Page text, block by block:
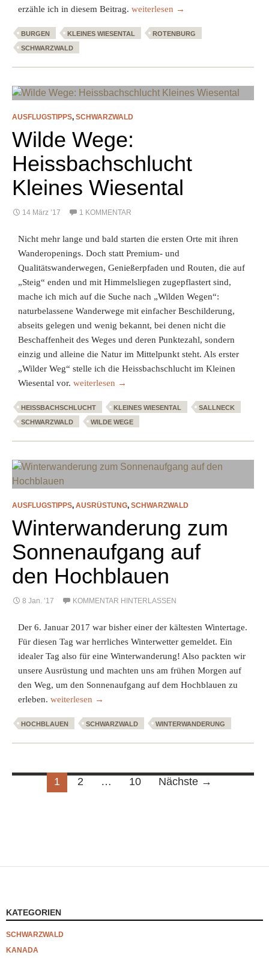
erzähle ich in diesem Beitrag.Wilde Wege: Zur Rotenburg bei
weiterlesen →
BURGEN KLEINES WIESENTAL
ROTENBURG
SCHWARZWALD
AUSFLUGSTIPPS, SCHWARZWALD
Wilde Wege:
Heissbachschlucht
Kleines Wiesental
14 März ’17 1 KOMMENTAR
Nicht mehr lange und bald starten die ersten Orte mit ihren
Wanderopenings. Doch statt Premium- und
Qualitätswanderwegen, Genießerpfaden und Routen, die auf
„Steig“ enden und mit Himmelsliegen zugepflastert sind,
mache ich mich auf die Suche nach „Wilden Wegen“:
naturbelassene Wanderwege mit einfacher Beschilderung,
abseits gelegen und wenig bekannt, bei denen nicht die
Beschaffenheit des Weges und deren Punktezahl, sondern
einzig und alleine die Natur im Mittelpunkt steht. Als erster
„Wilder Weg“ stelle ich die Heissbachschlucht im Kleinen
Wiesental vor.Wilde Wege: Heissbachschlucht Kleines Wiesental
weiterlesen →
HEISSBACHSCHLUCHT KLEINES WIESENTAL
SALLNECK
SCHWARZWALD
WILDE WEGE
AUSFLUGSTIPPS, AUSRÜSTUNG, SCHWARZWALD
Winterwanderung zum
Sonnenaufgang auf
den Hochblauen
8 Jan. ’17 KOMMENTAR HINTERLASSEN
Der 6. Januar 2017 war bisher einer der kältesten Wintertage.
Für diesen Tag war herrliches Winterwetter gemeldet. Ein
idealer Tag also für eine Winterwanderung! Also packten wir
unsere Ausrüstung und machten uns am frühen Morgen auf
den Weg, um den Sonnenaufgang auf dem Hochblauen zu
erleben.Winterwanderung zum Sonnenaufgang auf den
weiterlesen →
HOCHBLAUEN SCHWARZWALD WINTERWANDERUNG
Beitragsnavigation
1 2 … 10 Nächste →
KATEGORIEN
SCHWARZWALD
KANADA